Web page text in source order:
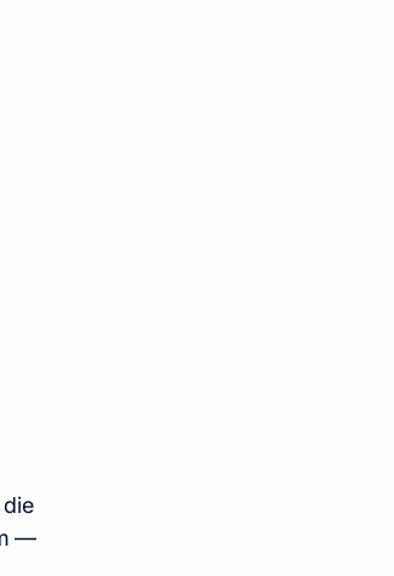
—